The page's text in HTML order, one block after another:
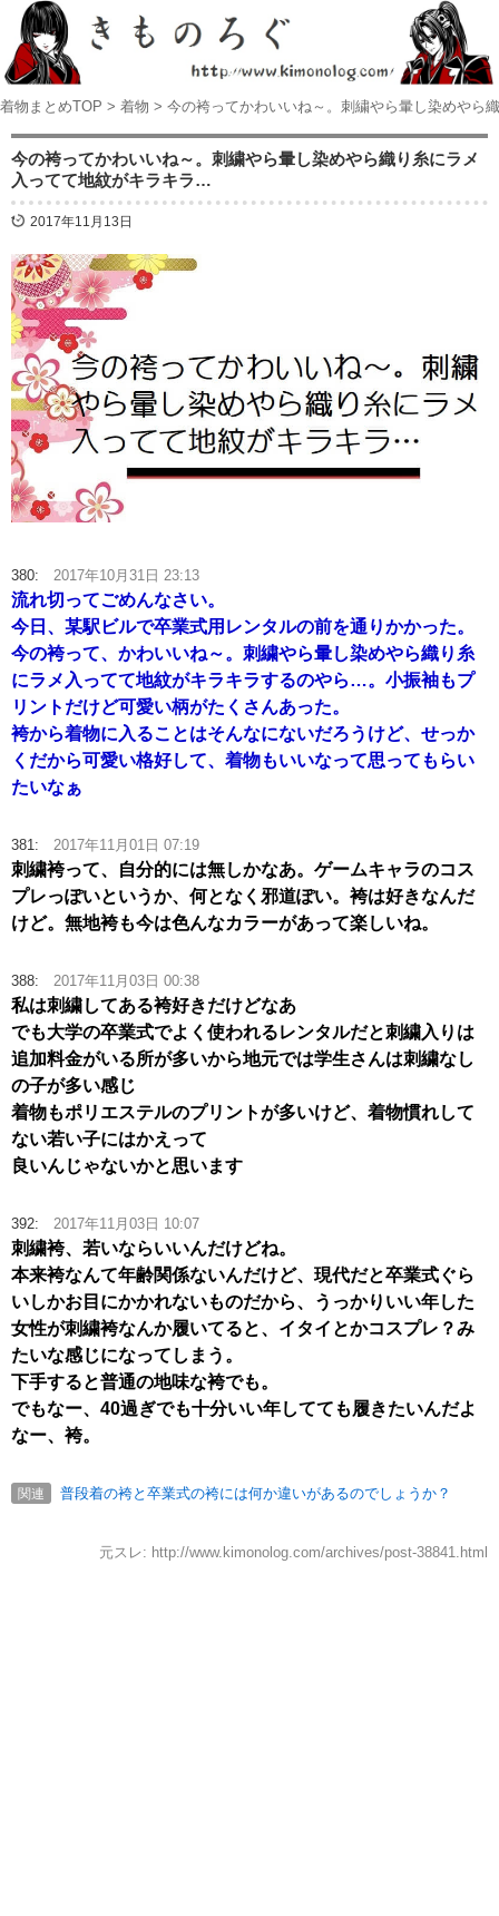
着物まとめTOP > 着物 > 今の袴ってかわいいね～。刺繍やら暈し染めやら
今の袴ってかわいいね～。刺繍やら暈し染めやら織り糸にラメ
入ってて地紋がキラキラ…
2017年11月13日
380: 2017年10月31日 23:13
流れ切ってごめんなさい。
今日、某駅ビルで卒業式用レンタルの前を通りかかった。
今の袴って、かわいいね～。刺繍やら暈し染めやら織り糸
にラメ入ってて地紋がキラキラするのやら…。小振袖もプ
リントだけど可愛い柄がたくさんあった。
袴から着物に入ることはそんなにないだろうけど、せっか
くだから可愛い格好して、着物もいいなって思ってもらい
たいなぁ
381: 2017年11月01日 07:19
刺繍袴って、自分的には無しかなあ。ゲームキャラのコス
プレっぽいというか、何となく邪道ぽい。袴は好きなんだ
けど。無地袴も今は色んなカラーがあって楽しいね。
388: 2017年11月03日 00:38
私は刺繍してある袴好きだけどなあ
でも大学の卒業式でよく使われるレンタルだと刺繍入りは
追加料金がいる所が多いから地元では学生さんは刺繍なし
の子が多い感じ
着物もポリエステルのプリントが多いけど、着物慣れして
ない若い子にはかえって
良いんじゃないかと思います
392: 2017年11月03日 10:07
刺繍袴、若いならいいんだけどね。
本来袴なんて年齢関係ないんだけど、現代だと卒業式ぐら
いしかお目にかかれないものだから、うっかりいい年した
女性が刺繍袴なんか履いてると、イタイとかコスプレ？み
たいな感じになってしまう。
下手すると普通の地味な袴でも。
でもなー、40過ぎでも十分いい年してても履きたいんだよ
なー、袴。
関連 普段着の袴と卒業式の袴には何か違いがあるのでしょうか？
元スレ: http://www.kimonolog.com/archives/post-38841.html